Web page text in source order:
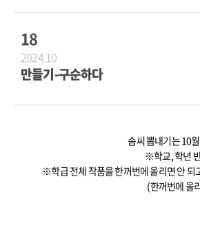
18
2024.10
만들기-구순하다
솜씨 뽐내기는 10
※학교, 학년
※학급 전체 작품을 한꺼번에 올리면 안 되
(한꺼번에 올